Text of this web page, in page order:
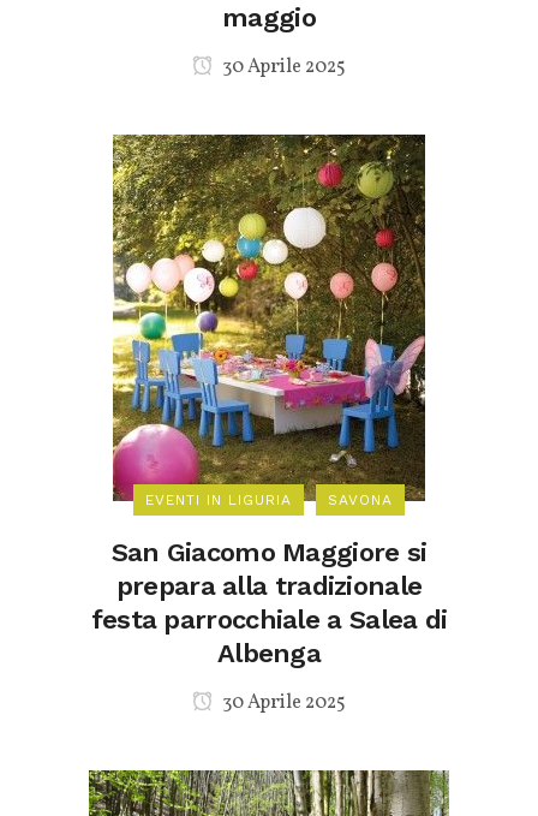
maggio
30 Aprile 2025
EVENTI IN LIGURIA SAVONA
San Giacomo Maggiore si
prepara alla tradizionale
festa parrocchiale a Salea di
Albenga
30 Aprile 2025